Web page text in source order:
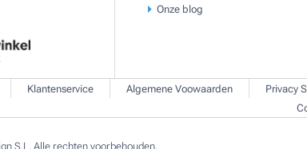
Onze blog
Klantenservice Algemene Voowaarden Privacy
S.L. Alle rechten voorbehouden.